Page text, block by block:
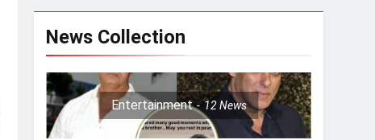
News Collection
Entertainment 12News